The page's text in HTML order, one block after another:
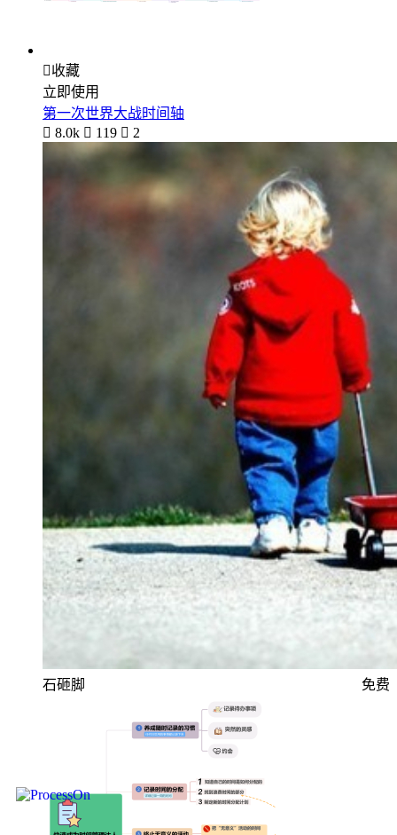
收藏
立即使用
第一次世界大战时间轴
 8.0k  119  2
石砸脚 免费